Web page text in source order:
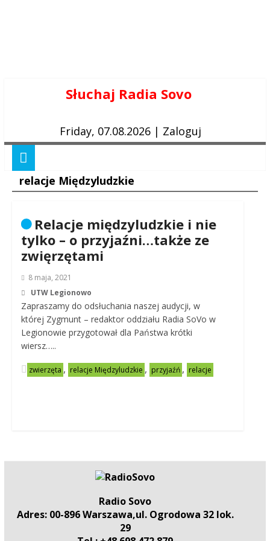
Słuchaj Radia Sovo
Friday, 07.08.2026 | Zaloguj
relacje Międzyludzkie
Relacje międzyludzkie i nie
tylko – o przyjaźni…także ze
zwięrzętami
8 maja, 2021
UTW Legionowo
Zapraszamy do odsłuchania naszej audycji, w
której Zygmunt – redaktor oddziału Radia SoVo w
Legionowie przygotował dla Państwa krótki
wiersz…..
zwierzęta , relacje Międzyludzkie , przyjaźń , relacje
Radio Sovo
Adres: 00-896 Warszawa,ul. Ogrodowa 32 lok.
29